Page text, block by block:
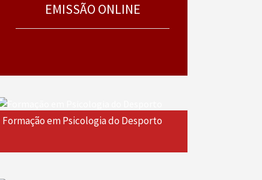
EMISSÃO ONLINE
Formação em Psicologia do Desporto